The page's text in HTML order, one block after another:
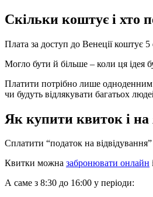
Скільки коштує і хто
Плата за доступ до Венеції коштує 5
Могло бути й більше – коли ця ідея
Платити потрібно лише одноденним
чи будуть відлякувати багатьох
Як купити квиток і на
Сплатити “податок на
Квитки можна забронювати онлайн
А саме з 8:30 до 16:00 у періоди: